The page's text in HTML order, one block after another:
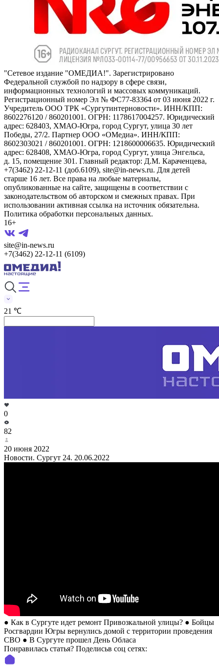
"Сетевое издание "ОМЕДИА!". Зарегистрировано
Федеральной службой по надзору в сфере связи,
информационных технологий и массовых коммуникаций.
Регистрационный номер Эл № ФС77-83364 от 03 июня 2022 г.
Учредитель ООО ТРК «Сургутинтерновости». ИНН/КПП:
8602276120 / 860201001. ОГРН: 1178617004257. Юридический
адрес: 628403, ХМАО-Югра, город Сургут, улица 30 лет
Победы, 27/2. Партнер ООО «ОМедиа». ИНН/КПП:
8602303021 / 860201001. ОГРН: 1218600006635. Юридический
адрес: 628408, ХМАО-Югра, город Сургут, улица Энгельса,
д. 15, помещение 301. Главный редактор: Д.М. Караченцева,
+7(3462) 22-12-11 (доб.6109), site@in-news.ru. Для детей
старше 16 лет. Все права на любые материалы,
опубликованные на сайте, защищены в соответствии с
законодательством об авторском и смежных правах. При
использовании активная ссылка на источник обязательна.
Политика обработки персональных данных.
16+
site@in-news.ru
+7(3462) 22-12-11 (6109)
21 ℃
0
82
20 июня 2022
Новости. Сургут 24. 20.06.2022
● Как в Сургуте идет ремонт Привозкальной улицы? ● Бойцы
Росгвардии Югры вернулись домой с территории проведения
СВО ● В Сургуте прошел День Обласа
Понравилась статья? Поделиcьв соц сетях: